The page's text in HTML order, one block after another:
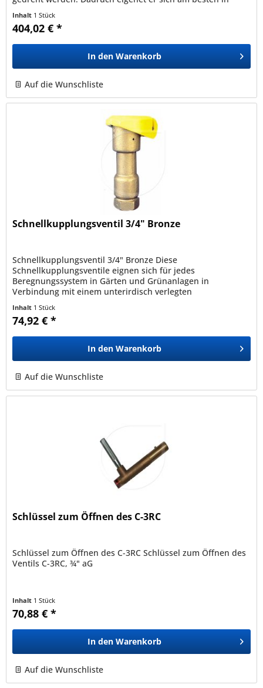
Inhalt 1 Stück
404,02 € *
In den Warenkorb
Auf die Wunschliste
Schnellkupplungsventil 3/4" Bronze
Schnellkupplungsventil 3/4" Bronze Diese
Schnellkupplungsventile eignen sich für jedes
Beregnungssystem in Gärten und Grünanlagen in
Verbindung mit einem unterirdisch verlegten
Wasseranschluss...
Inhalt 1 Stück
74,92 € *
In den Warenkorb
Auf die Wunschliste
Schlüssel zum Öffnen des C-3RC
Schlüssel zum Öffnen des C-3RC Schlüssel zum Öffnen des
Ventils C-3RC, ¾" aG
Inhalt 1 Stück
70,88 € *
In den Warenkorb
Auf die Wunschliste